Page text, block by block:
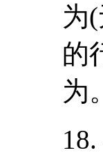
为
的
为。